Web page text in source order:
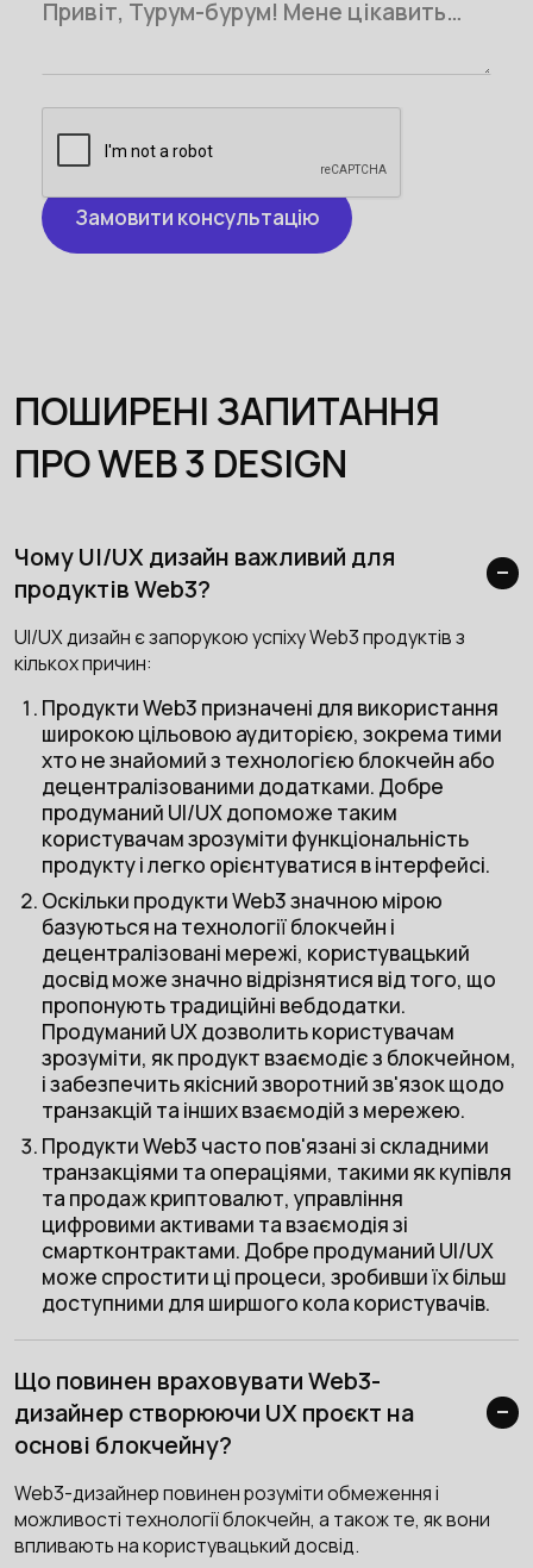
ПОШИРЕНІ ЗАПИТАННЯ
ПРО WEB 3 DESIGN
Чому UI/UX дизайн важливий для
продуктів Web3?
UI/UX дизайн є запорукою успіху Web3 продуктів з
кількох причин:
Продукти Web3 призначені для використання
широкою цільовою аудиторією, зокрема тими
хто не знайомий з технологією блокчейн або
децентралізованими додатками. Добре
продуманий UI/UX допоможе таким
користувачам зрозуміти функціональність
продукту і легко орієнтуватися в інтерфейсі.
Оскільки продукти Web3 значною мірою
базуються на технології блокчейн і
децентралізовані мережі, користувацький
досвід може значно відрізнятися від того, що
пропонують традиційні вебдодатки.
Продуманий UX дозволить користувачам
зрозуміти, як продукт взаємодіє з блокчейном,
і забезпечить якісний зворотний зв'язок щодо
транзакцій та інших взаємодій з мережею.
Продукти Web3 часто пов'язані зі складними
транзакціями та операціями, такими як купівля
та продаж криптовалют, управління
цифровими активами та взаємодія зі
смартконтрактами. Добре продуманий UI/UX
може спростити ці процеси, зробивши їх більш
доступними для ширшого кола користувачів.
Що повинен враховувати Web3-
дизайнер створюючи UX проєкт на
основі блокчейну?
Web3-дизайнер повинен розуміти обмеження і
можливості технології блокчейн, а також те, як вони
впливають на користувацький досвід.